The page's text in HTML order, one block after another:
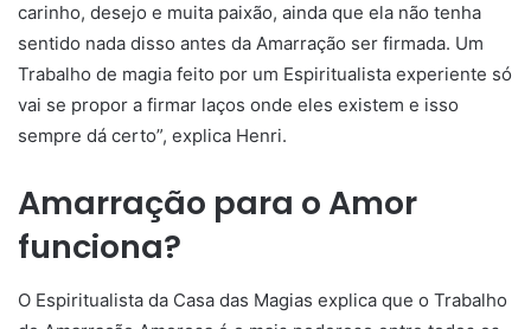
carinho, desejo e muita paixão, ainda que ela não tenha
sentido nada disso antes da Amarração ser firmada. Um
Trabalho de magia feito por um Espiritualista experiente só
vai se propor a firmar laços onde eles existem e isso
sempre dá certo”, explica Henri.
Amarração para o Amor
funciona?
O Espiritualista da Casa das Magias explica que o Trabalho